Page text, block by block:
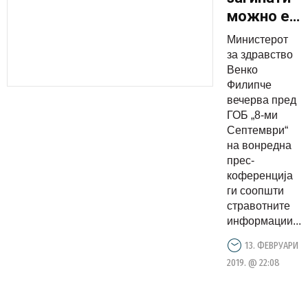
можно е
да се
искачи на
17, уште
четворица
се борат
за живот
Министерот
за здравство
Венко
Филипче
вечерва пред
ГОБ „8-ми
Септември“
на вонредна
прес-
коференција
ги соопшти
стравотните
информации...
13. ФЕВРУАРИ
2019. @ 22:08